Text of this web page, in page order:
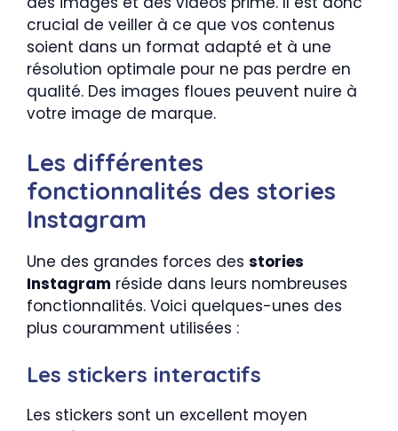
crucial de veiller à ce que vos contenus
soient dans un format adapté et à une
résolution optimale pour ne pas perdre en
qualité. Des images floues peuvent nuire à
votre image de marque.
Les différentes
fonctionnalités des stories
Instagram
Une des grandes forces des stories
Instagram réside dans leurs nombreuses
fonctionnalités. Voici quelques-unes des
plus couramment utilisées :
Les stickers interactifs
Les stickers sont un excellent moyen